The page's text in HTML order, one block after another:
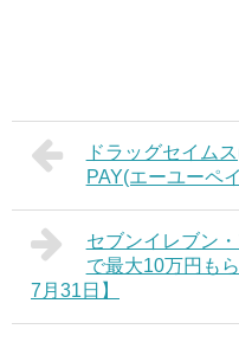
ドラッグセイム
PAY(エーユーペ
セブンイレブン
で最大10万円も
7月31日】